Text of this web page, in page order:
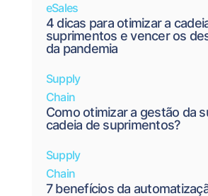
eSales
4 dicas para otimizar a
suprimentos e vencer os
da pandemia
Supply
Chain
Como otimizar a gestão da
cadeia de suprimentos?
Supply
Chain
7 benefícios da